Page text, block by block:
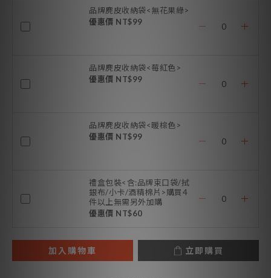
品牌麂皮收納袋<無花果綠>
優惠價 NT$99
品牌麂皮收納袋<莓紅色>
優惠價 NT$99
品牌麂皮收納袋<暖棕色>
優惠價 NT$99
禮盒包裝<含:品牌束口袋/拭
銀布/小卡/酒精棉片>購買4
件以上無需另外加購
優惠價 NT$60
加入購物車 立即購買